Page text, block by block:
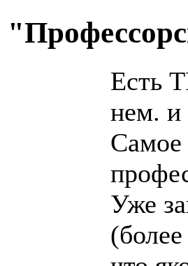
Есть
нем. и
Самое
Уже